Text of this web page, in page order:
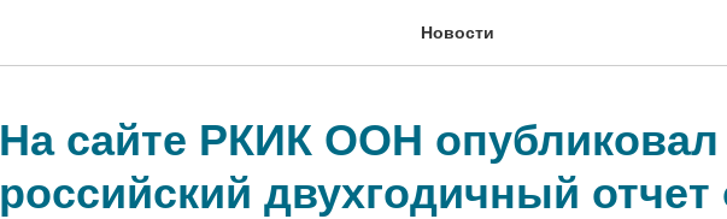
Новости
На сайте РКИК ООН опубликовал
российский двухгодичный отчет